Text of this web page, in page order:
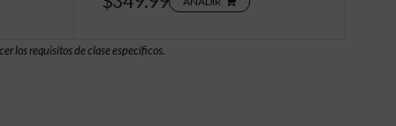
los requisitos de clase específicos.